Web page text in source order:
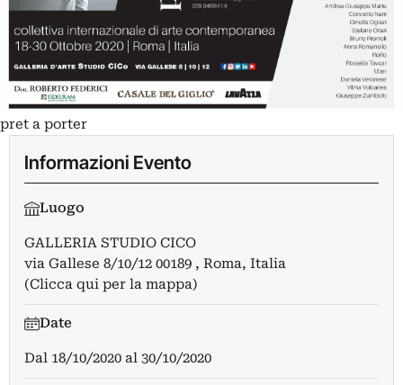
pret a porter
Informazioni Evento
Luogo
GALLERIA STUDIO CICO
via Gallese 8/10/12 00189 , Roma, Italia
(Clicca qui per la mappa)
Date
Dal 18/10/2020 al 30/10/2020